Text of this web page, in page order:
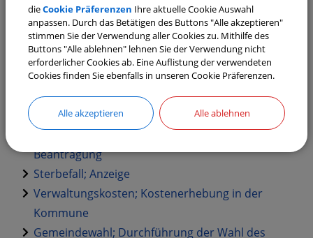
Informationen
Organisationsaufgaben der Kommune;
Informationen
Marktordnung; Erlass
Gaststättenrechtliche Gestattung; Beantragung
durch Nicht-EU-Bürger
Baumfällung oder Baumveränderung;
Beantragung
Sterbefall; Anzeige
Verwaltungskosten; Kostenerhebung in der
Kommune
Gemeindewahl; Durchführung der Wahl des
dieCookie Präferenzen Ihre aktuelle Cookie Auswahl
anpassen. Durch das Betätigen des Buttons "Alle akzeptieren"
stimmen Sie der Verwendung aller Cookies zu. Mithilfe des
Buttons "Alle ablehnen" lehnen Sie der Verwendung nicht
erforderlicher Cookies ab. Eine Auflistung der verwendeten
Cookies finden Sie ebenfalls in unseren Cookie Präferenzen.
Alle akzeptieren Alle ablehnen